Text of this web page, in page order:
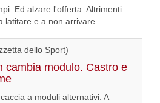
Ed alzare l'offerta. Altrimenti
latitare e a non arrivare
dello Sport)
cambia modulo. Castro e
a moduli alternativi. A